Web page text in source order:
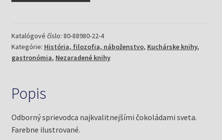
sprievodca
(Coadyová,
Chantal)
Katalógové číslo: 80-88980-22-4
Kategórie: História, filozofia, náboženstvo, Kuchárske knihy,
gastronómia, Nezaradené knihy
Popis
Odborný sprievodca najkvalitnejšími čokoládami sveta.
Farebne ilustrované.